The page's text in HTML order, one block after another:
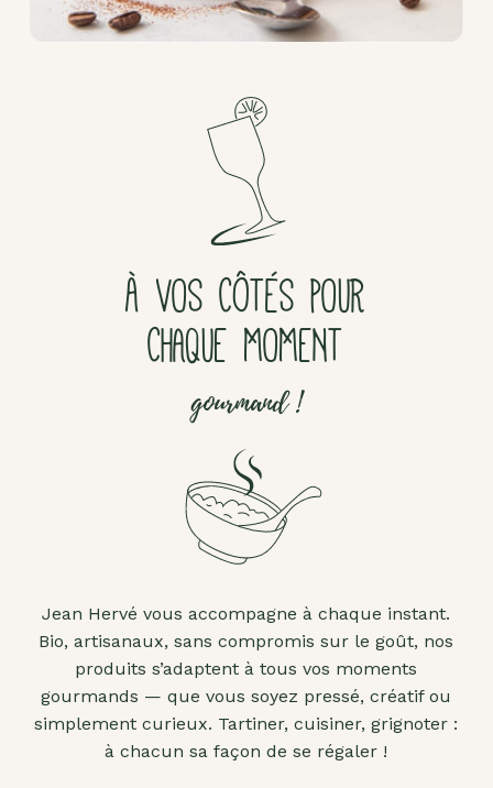
À VOS CÔTÉS POUR
CHAQUE MOMENT
gourmand !
Jean Hervé vous accompagne à chaque instant.
Bio, artisanaux, sans compromis sur le goût, nos
produits s’adaptent à tous vos moments
gourmands — que vous soyez pressé, créatif ou
simplement curieux. Tartiner, cuisiner, grignoter :
à chacun sa façon de se régaler !